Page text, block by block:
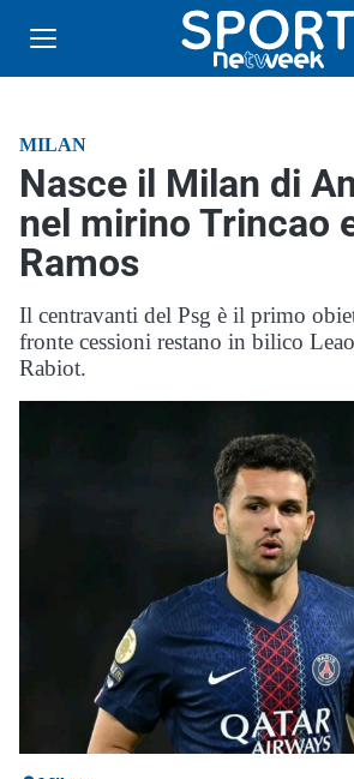
MILAN
Nasce il Milan di
nel mirino Trincao
Ramos
Il centravanti del Psg è il primo
fronte cessioni restano in bilico
Rabiot.